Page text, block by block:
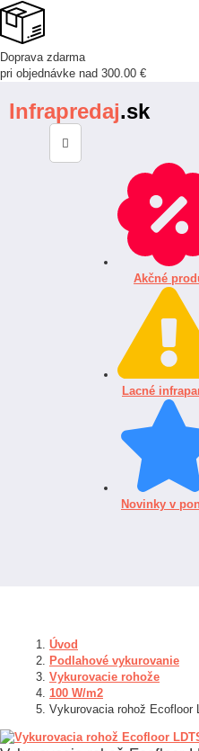
Doprava zdarma
pri objednávke nad 300.00 €
Infrapredaj.sk
Akčné
Lacné
Novinky v
Úvod
Podlahové vykurovanie
Vykurovacie rohože
100 W/m2
Vykurovacia rohož Ecofloor